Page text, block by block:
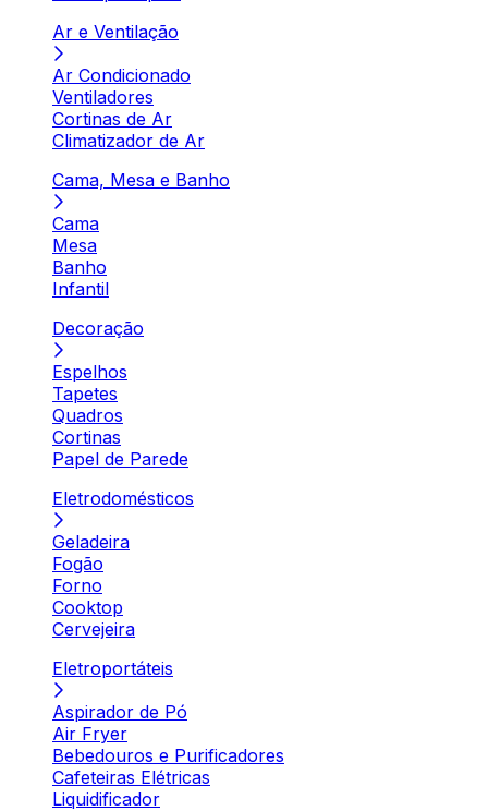
Ar e Ventilação
Ar Condicionado
Ventiladores
Cortinas de Ar
Climatizador de Ar
Cama, Mesa e Banho
Cama
Mesa
Banho
Infantil
Decoração
Espelhos
Tapetes
Quadros
Cortinas
Papel de Parede
Eletrodomésticos
Geladeira
Fogão
Forno
Cooktop
Cervejeira
Eletroportáteis
Aspirador de Pó
Air Fryer
Bebedouros e Purificadores
Cafeteiras Elétricas
Liquidificador